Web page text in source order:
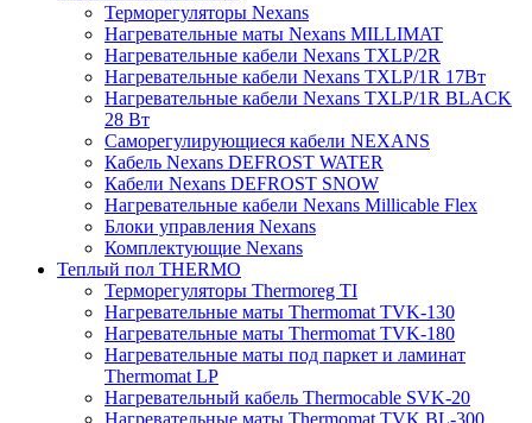
Терморегуляторы Nexans
Нагревательные маты Nexans MILLIMAT
Нагревательные кабели Nexans TXLP/2R
Нагревательные кабели Nexans TXLP/1R 17Вт
Нагревательные кабели Nexans TXLP/1R BLACK
28 Вт
Саморегулирующиеся кабели NEXANS
Кабель Nexans DEFROST WATER
Кабели Nexans DEFROST SNOW
Нагревательные кабели Nexans Millicable Flex
Блоки управления Nexans
Комплектующие Nexans
Теплый пол THERMO
Терморегуляторы Thermoreg TI
Нагревательные маты Thermomat TVK-130
Нагревательные маты Thermomat TVK-180
Нагревательные маты под паркет и ламинат
Thermomat LP
Нагревательный кабель Thermocable SVK-20
Нагревательные маты Thermomat TVK BL-300